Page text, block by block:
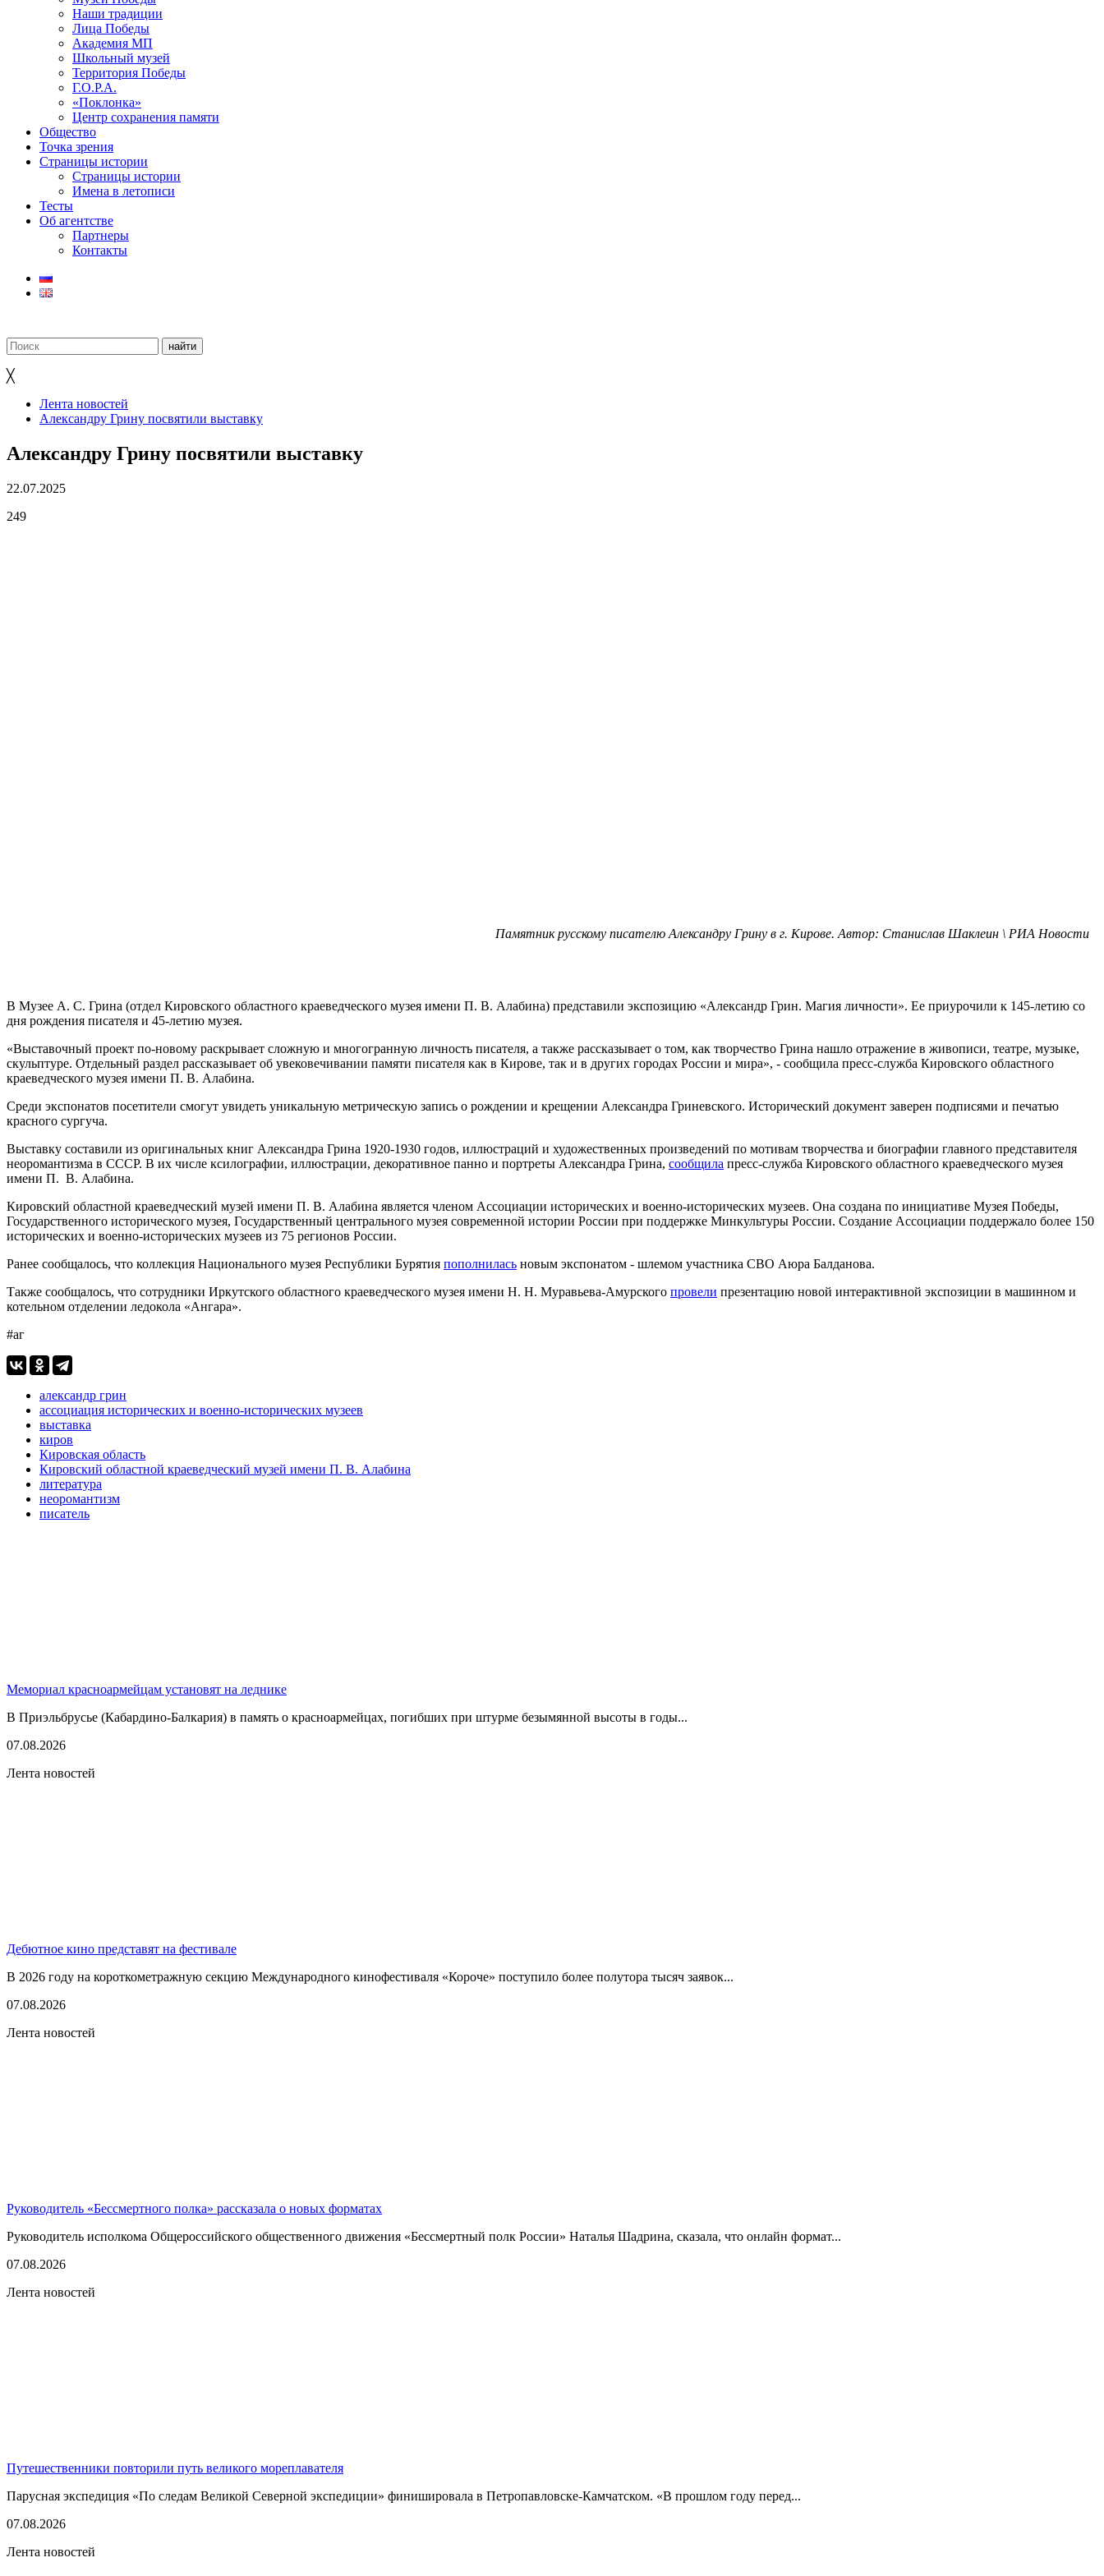
Наши традиции
Лица Победы
Академия МП
Школьный музей
Территория Победы
Г.О.Р.А.
«Поклонка»
Центр сохранения памяти
Общество
Точка зрения
Страницы истории
Страницы истории
Имена в летописи
Тесты
Об агентстве
Партнеры
Контакты
╳
Лента новостей
Александру Грину посвятили выставку
Александру Грину посвятили выставку
22.07.2025
249
Памятник русскому писателю Александру Грину в г. Кирове. Автор: Станислав Шаклеин \ РИА Новости
В Музее А. С. Грина (отдел Кировского областного краеведческого музея имени П. В. Алабина) представили экспозицию «Александр Грин. Магия личности». Ее приурочили к 145-летию со
дня рождения писателя и 45-летию музея.
«Выставочный проект по-новому раскрывает сложную и многогранную личность писателя, а также рассказывает о том, как творчество Грина нашло отражение в живописи, театре, музыке,
скульптуре. Отдельный раздел рассказывает об увековечивании памяти писателя как в Кирове, так и в других городах России и мира», - сообщила пресс-служба Кировского областного
краеведческого музея имени П. В. Алабина.
Среди экспонатов посетители смогут увидеть уникальную метрическую запись о рождении и крещении Александра Гриневского. Исторический документ заверен подписями и печатью
красного сургуча.
Выставку составили из оригинальных книг Александра Грина 1920-1930 годов, иллюстраций и художественных произведений по мотивам творчества и биографии главного представителя
неоромантизма в СССР. В их числе ксилографии, иллюстрации, декоративное панно и портреты Александра Грина, сообщила пресс-служба Кировского областного краеведческого музея
имени П. В. Алабина.
Кировский областной краеведческий музей имени П. В. Алабина является членом Ассоциации исторических и военно-исторических музеев. Она создана по инициативе Музея Победы,
Государственного исторического музея, Государственный центрального музея современной истории России при поддержке Минкультуры России. Создание Ассоциации поддержало более 150
исторических и военно-исторических музеев из 75 регионов России.
Ранее сообщалось, что коллекция Национального музея Республики Бурятия пополнилась новым экспонатом - шлемом участника СВО Аюра Балданова.
Также сообщалось, что сотрудники Иркутского областного краеведческого музея имени Н. Н. Муравьева-Амурского провели презентацию новой интерактивной экспозиции в машинном и
котельном отделении ледокола «Ангара».
#аг
александр грин
ассоциация исторических и военно-исторических музеев
выставка
киров
Кировская область
Кировский областной краеведческий музей имени П. В. Алабина
литература
неоромантизм
писатель
Мемориал красноармейцам установят на леднике
В Приэльбрусье (Кабардино-Балкария) в память о красноармейцах, погибших при штурме безымянной высоты в годы...
07.08.2026
Лента новостей
Дебютное кино представят на фестивале
В 2026 году на короткометражную секцию Международного кинофестиваля «Короче» поступило более полутора тысяч заявок...
07.08.2026
Лента новостей
Руководитель «Бессмертного полка» рассказала о новых форматах
Руководитель исполкома Общероссийского общественного движения «Бессмертный полк России» Наталья Шадрина, сказала, что онлайн формат...
07.08.2026
Лента новостей
Путешественники повторили путь великого мореплавателя
Парусная экспедиция «По следам Великой Северной экспедиции» финишировала в Петропавловске-Камчатском. «В прошлом году перед...
07.08.2026
Лента новостей